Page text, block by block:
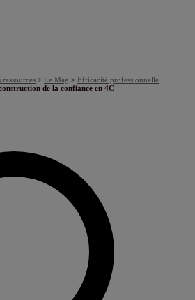
ressources > Le Mag > Efficacité professionnelle
de la confiance en 4C